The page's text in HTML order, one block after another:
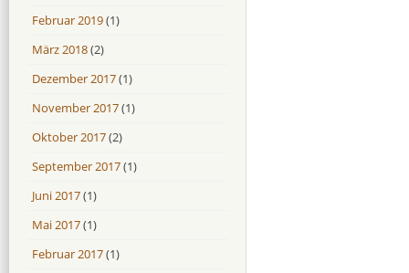
Februar 2019(1)
März 2018(2)
Dezember 2017(1)
November 2017(1)
Oktober 2017(2)
September 2017(1)
Juni 2017(1)
Mai 2017(1)
Februar 2017(1)